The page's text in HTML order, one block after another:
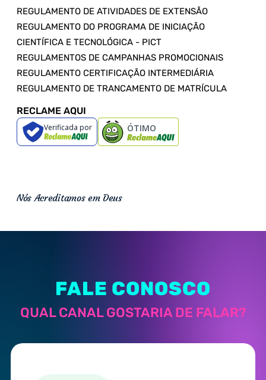
REGULAMENTO DE ATIVIDADES DE EXTENSÃO
REGULAMENTO DO PROGRAMA DE INICIAÇÃO
CIENTÍFICA E TECNOLÓGICA - PICT
REGULAMENTOS DE CAMPANHAS PROMOCIONAIS
REGULAMENTO CERTIFICAÇÃO INTERMEDIÁRIA
REGULAMENTO DE TRANCAMENTO DE MATRÍCULA
RECLAME AQUI
Verificada por ÓTIMO
Nós Acreditamos em Deus
FALE CONOSCO
QUAL CANAL GOSTARIA DE FALAR?